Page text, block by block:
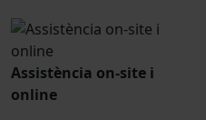
Assistència on-site i
online